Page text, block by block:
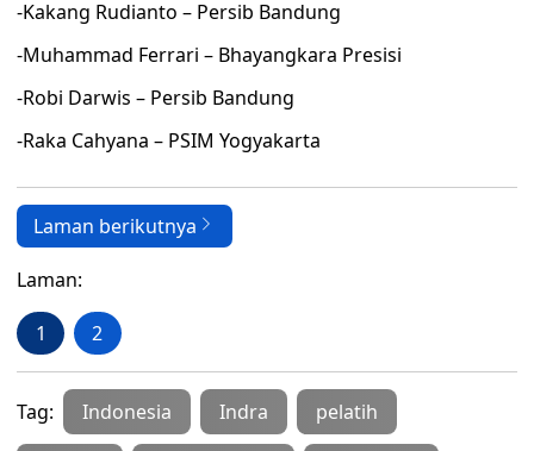
-Kakang Rudianto – Persib Bandung
-Muhammad Ferrari – Bhayangkara Presisi
-Robi Darwis – Persib Bandung
-Raka Cahyana – PSIM Yogyakarta
Laman berikutnya
Laman:
1 2
Tag: Indonesia Indra pelatih